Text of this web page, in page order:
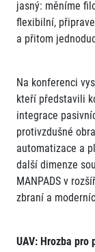
jasný: měníme
flexibilní,
a přitom
Na konferenci
kteří představili
integrace
protivzdušné
automatizace a
další dimenze
MANPADS v
zbraní a
UAV: Hrozba pro